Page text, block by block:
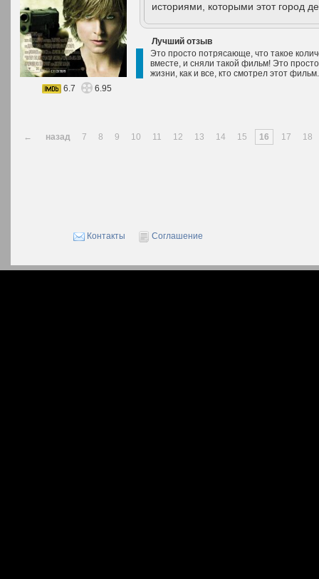
историями, которыми этот город
Лучший отзыв
Это просто потрясающе, что такое
вместе, и сняли такой фильм! Это
жизни, как и все, кто смотрел этот фильм.
6.7
6.95
← назад 7 8 9 10 11 12 13 14 15 16 17 18
Контакты Соглашение